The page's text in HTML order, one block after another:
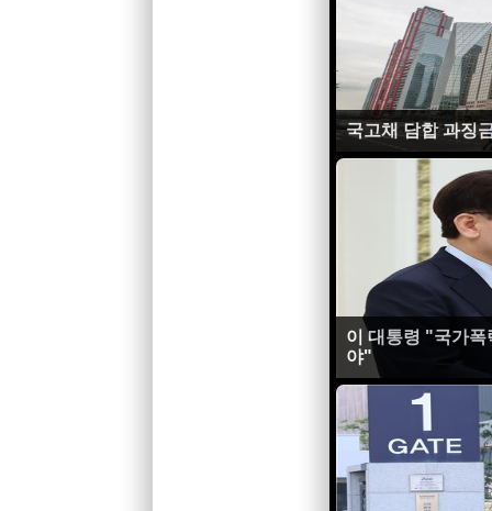
국고채 담합 과징
이 대통령 "국가
야"